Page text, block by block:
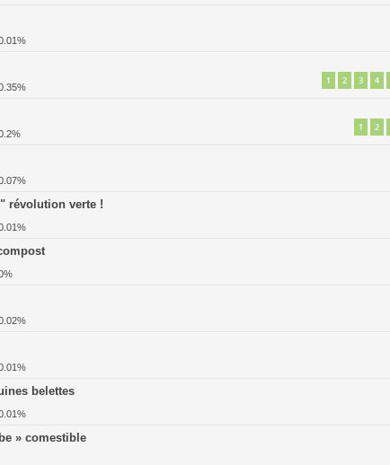
1 2 3 4
1 2
révolution verte !
belettes
» comestible